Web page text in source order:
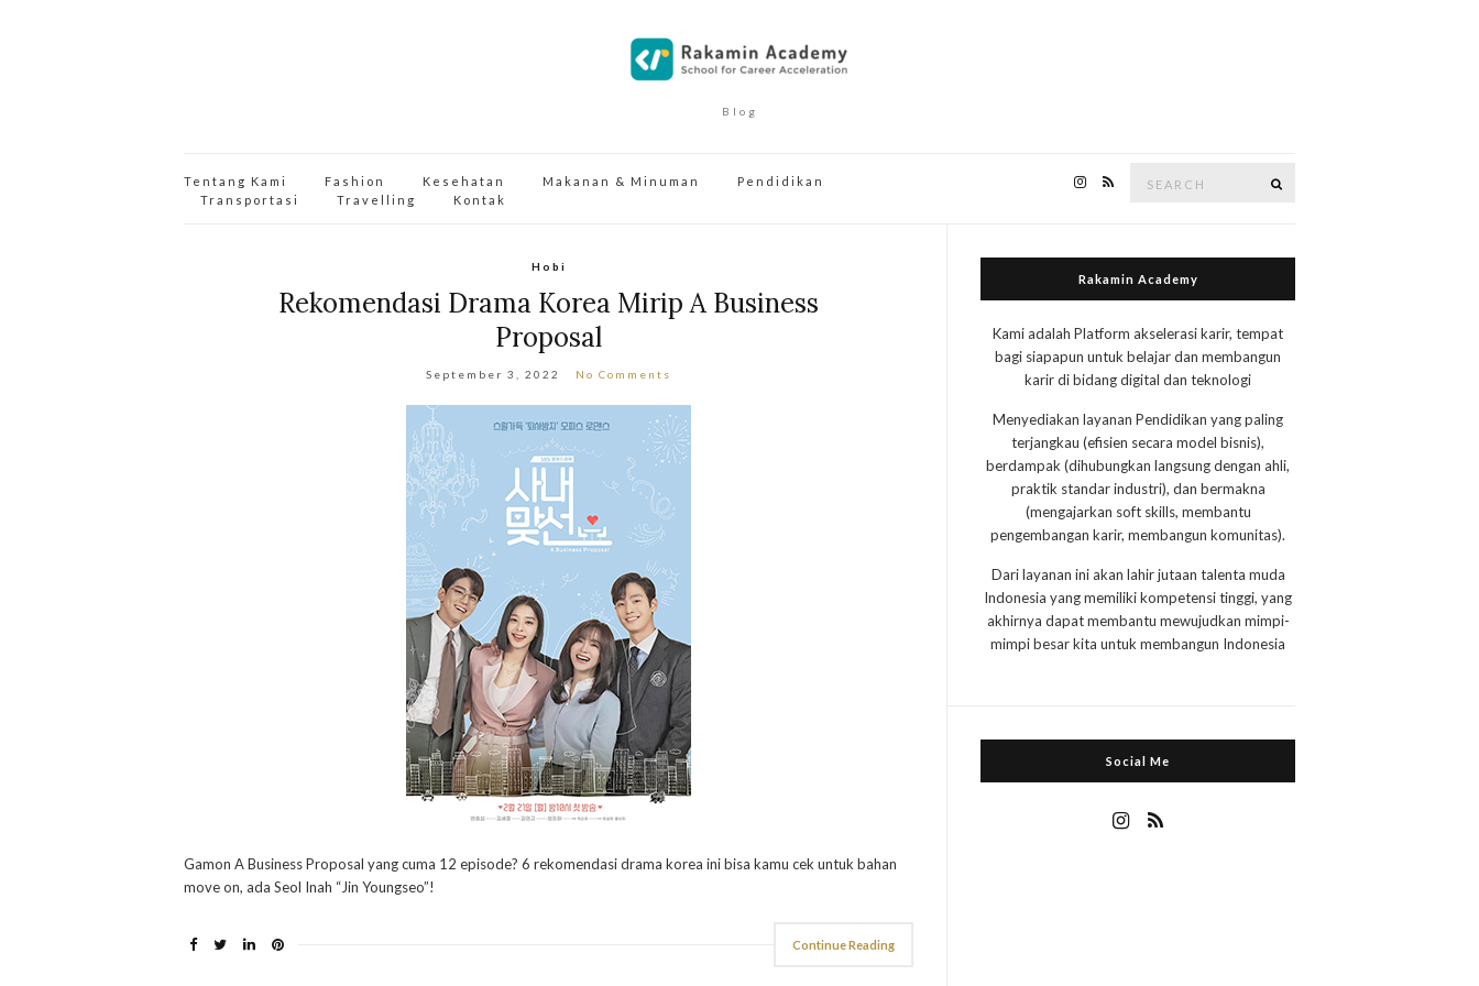
Blog
Tentang Kami Fashion Kesehatan Makanan & Minuman
Pendidikan
Transportasi
Travelling Kontak
Hobi
Rekomendasi Drama Korea Mirip A Business
Proposal
September 3, 2022 No Comments
Gamon A Business Proposal yang cuma 12 episode? 6 rekomendasi drama korea ini bisa kamu cek untuk bahan
move on, ada Seol Inah “Jin Youngseo”!
Continue Reading
Rakamin Academy
Kami adalah Platform akselerasi karir, tempat
bagi siapapun untuk belajar dan membangun
karir di bidang digital dan teknologi
Menyediakan layanan Pendidikan yang paling
terjangkau (efisien secara model bisnis),
berdampak (dihubungkan langsung dengan ahli,
praktik standar industri), dan bermakna
(mengajarkan soft skills, membantu
pengembangan karir, membangun komunitas).
Dari layanan ini akan lahir jutaan talenta muda
Indonesia yang memiliki kompetensi tinggi, yang
akhirnya dapat membantu mewujudkan mimpi-
mimpi besar kita untuk membangun Indonesia
Social Me